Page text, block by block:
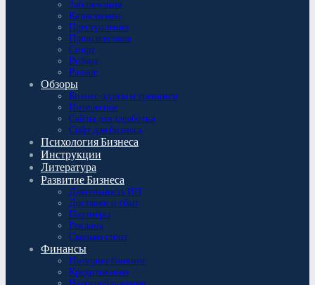
Заболевания
Катаклизмы
Преступления
Происшествия
Спорт
Войны
Разное
Обзоры
Бизнес-курсы и тренинги
Интересное
Сайты для заработка
Софт для бизнеса
Психология Бизнеса
Инструкции
Литература
Развитие Бизнеса
Деятельность ИП
Доставки и сбыт
Партнёры
Реклама
Сколько стоит
Финансы
Интернет банкинг
Кредитование